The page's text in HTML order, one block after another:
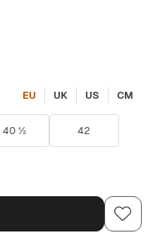
EU UK US CM
40 ½ 42